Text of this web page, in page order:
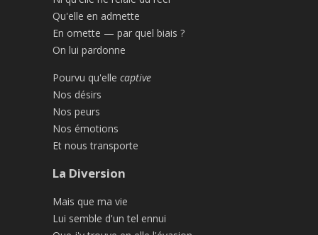
Qu'elle en admette
En omette — par quel biais ?
On lui pardonne
Pourvu qu'elle captive
Nos désirs
Nos peurs
Nos émotions
Et nous transporte
La Diversion
Mais que ma vie
Lui semble d'un tel ennui